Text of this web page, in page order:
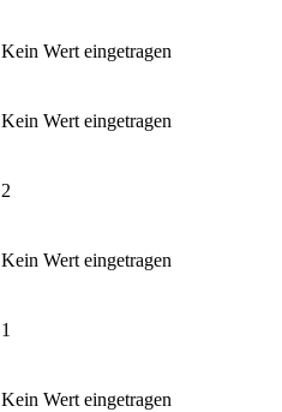
Kein Wert eingetragen
Kein Wert eingetragen
2
Kein Wert eingetragen
1
Kein Wert eingetragen